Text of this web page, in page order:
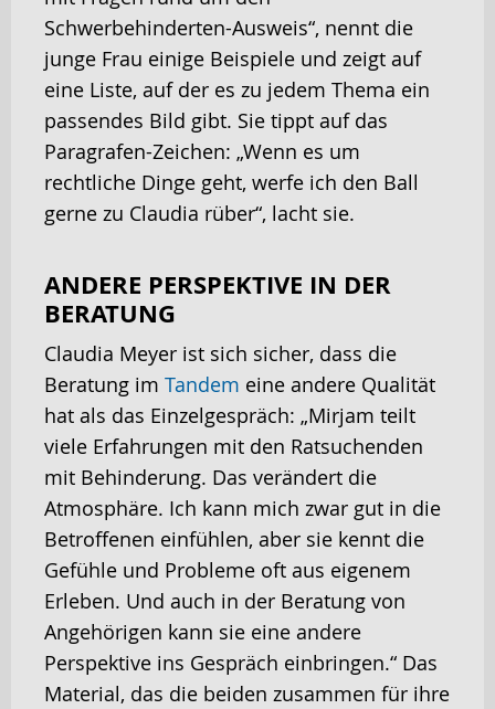
Schwerbehinderten-Ausweis“, nennt die
junge Frau einige Beispiele und zeigt auf
eine Liste, auf der es zu jedem Thema ein
passendes Bild gibt. Sie tippt auf das
Paragrafen-Zeichen: „Wenn es um
rechtliche Dinge geht, werfe ich den Ball
gerne zu Claudia rüber“, lacht sie.
ANDERE PERSPEKTIVE IN DER
BERATUNG
Claudia Meyer ist sich sicher, dass die
Beratung im Tandem eine andere Qualität
hat als das Einzelgespräch: „Mirjam teilt
viele Erfahrungen mit den Ratsuchenden
mit Behinderung. Das verändert die
Atmosphäre. Ich kann mich zwar gut in die
Betroffenen einfühlen, aber sie kennt die
Gefühle und Probleme oft aus eigenem
Erleben. Und auch in der Beratung von
Angehörigen kann sie eine andere
Perspektive ins Gespräch einbringen.“ Das
Material, das die beiden zusammen für ihre